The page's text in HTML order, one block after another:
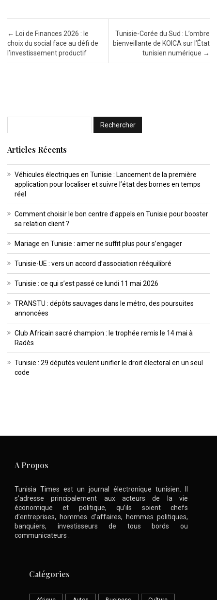
Post navigation
←
Loi de Finances 2026 : le
choix du social face au défi de
l’investissement productif
Tunisie-Corée du Sud : L’ombre
bienveillante de KOICA sur l’État
tunisien numérique →
Articles Récents
Véhicules électriques en Tunisie : Lancement de la première
application pour localiser et suivre l’état des bornes en temps
réel
Comment choisir le bon centre d’appels en Tunisie pour booster
sa relation client ?
Mariage en Tunisie : aimer ne suffit plus pour s’engager
Tunisie-UE : vers un accord d’association rééquilibré
Tunisie : ce qui s’est passé ce lundi 11 mai 2026
TRANSTU : dépôts sauvages dans le métro, des poursuites
annoncées
Club Africain sacré champion : le trophée remis le 14 mai à
Radès
Tunisie : 29 députés veulent unifier le droit électoral en un seul
code
A Propos
Tunisia Times est un journal électronique tunisien. Il
s’adresse principalement aux acteurs de la vie
économique et politique, qu’ils soient chefs
d’entreprises, hommes d’affaires, hommes politiques,
banquiers, investisseurs de tous bords ou
communicateurs .
Catégories